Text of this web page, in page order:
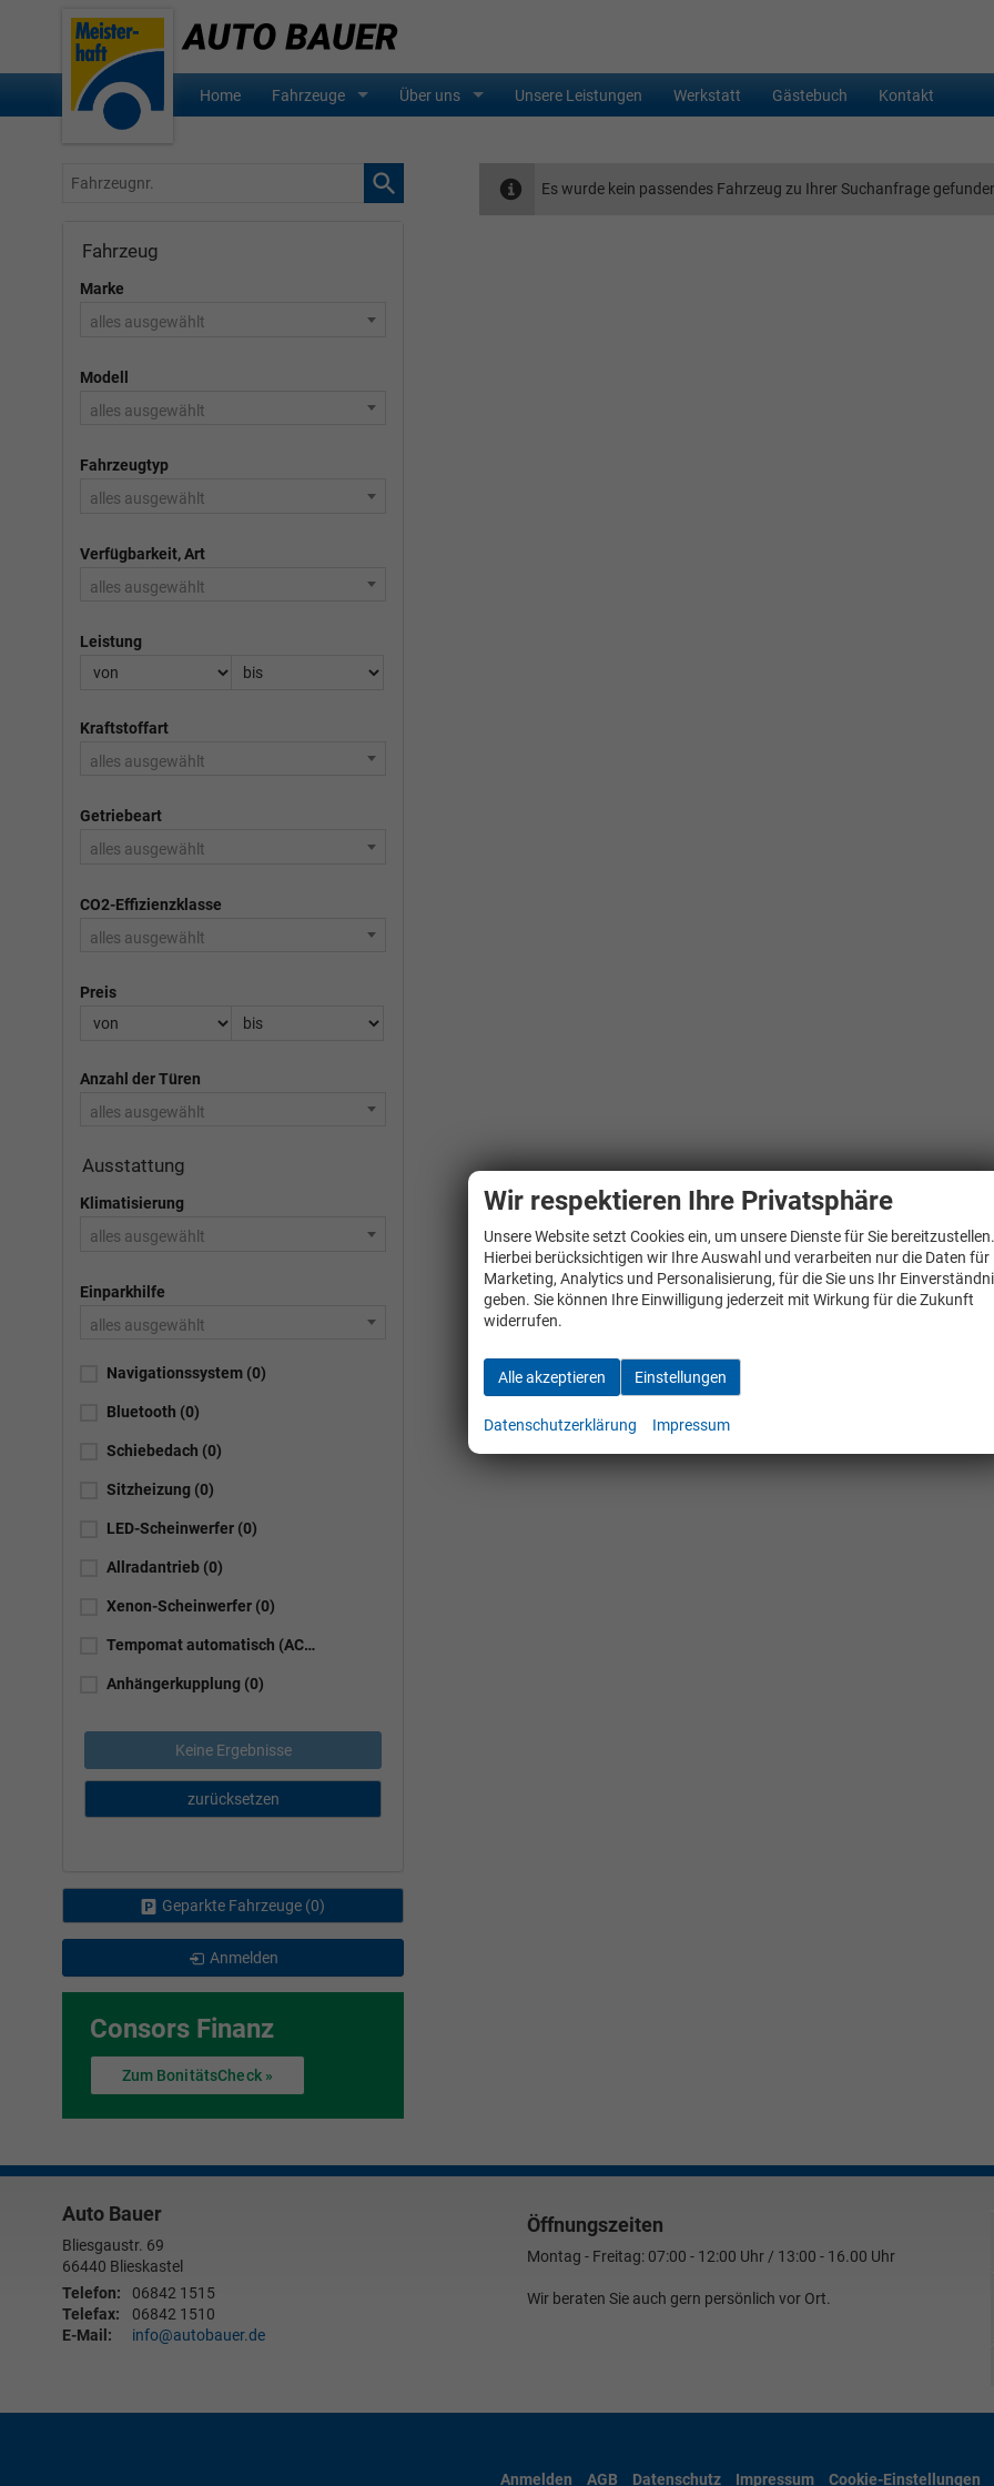
Home Fahrzeuge Über uns Unsere Leistungen Werkstatt Gästebuch Kontakt
Es wurde kein passendes Fahrzeug zu Ihrer Suchanfrage
Fahrzeugnr.
Fahrzeug
Marke
alles ausgewählt
Modell
alles ausgewählt
Fahrzeugtyp
alles ausgewählt
Verfügbarkeit, Art
alles ausgewählt
Leistung
Kraftstoffart
alles ausgewählt
Getriebeart
alles ausgewählt
CO2-Effizienzklasse
alles ausgewählt
Preis
Anzahl der Türen
alles ausgewählt
Ausstattung
Klimatisierung
alles ausgewählt
Einparkhilfe
alles ausgewählt
Navigationssystem (0)
Bluetooth (0)
Schiebedach (0)
Sitzheizung (0)
LED-Scheinwerfer (0)
Allradantrieb (0)
Xenon-Scheinwerfer (0)
Tempomat automatisch (ACC)
Anhängerkupplung (0)
Keine Ergebnisse
zurücksetzen
Geparkte Fahrzeuge (0)
Anmelden
Consors Finanz
Zum BonitätsCheck »
Auto Bauer
Bliesgaustr. 69
66440 Blieskastel
Telefon:
06842 1515
Telefax:
06842 1510
E-Mail:
info@autobauer.de
Öffnungszeiten
Montag - Freitag: 07:00 - 12:00 Uhr / 13:00 - 16.00 Uhr
Wir beraten Sie auch gern persönlich vor Ort.
Anmelden AGB Datenschutz Impressum Cookie-Einstellungen
Wir respektieren Ihre Privatsphäre
Unsere Website setzt Cookies ein, um unsere Dienste für Sie bereitzustellen.
Hierbei berücksichtigen wir Ihre Auswahl und verarbeiten nur die Daten für
Marketing, Analytics und Personalisierung, für die Sie uns Ihr
geben. Sie können Ihre Einwilligung jederzeit mit Wirkung für die Zukunft
widerrufen.
Alle akzeptieren Einstellungen
Datenschutzerklärung Impressum